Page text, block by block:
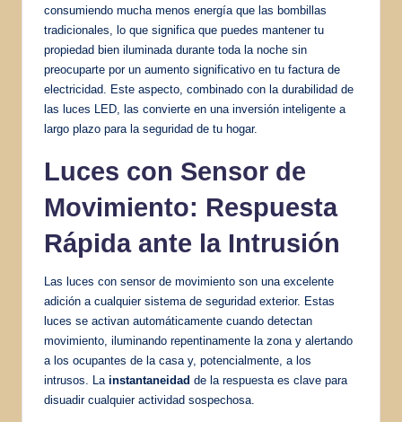
consumiendo mucha menos energía que las bombillas
tradicionales, lo que significa que puedes mantener tu
propiedad bien iluminada durante toda la noche sin
preocuparte por un aumento significativo en tu factura de
electricidad. Este aspecto, combinado con la durabilidad de
las luces LED, las convierte en una inversión inteligente a
largo plazo para la seguridad de tu hogar.
Luces con Sensor de
Movimiento: Respuesta
Rápida ante la Intrusión
Las luces con sensor de movimiento son una excelente
adición a cualquier sistema de seguridad exterior. Estas
luces se activan automáticamente cuando detectan
movimiento, iluminando repentinamente la zona y alertando
a los ocupantes de la casa y, potencialmente, a los
intrusos. La instantaneidad de la respuesta es clave para
disuadir cualquier actividad sospechosa.